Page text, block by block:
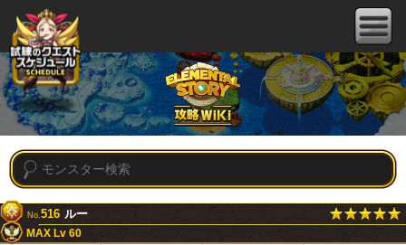
No.516 ルー
MAX Lv 60